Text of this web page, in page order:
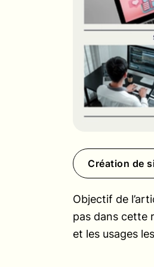
Création de
Objectif de
pas dans cette
et les usages